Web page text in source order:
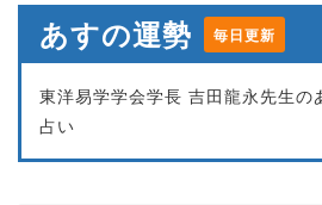
あすの運勢 毎日更新
東洋易学学会学長 吉田龍永先生の
占い